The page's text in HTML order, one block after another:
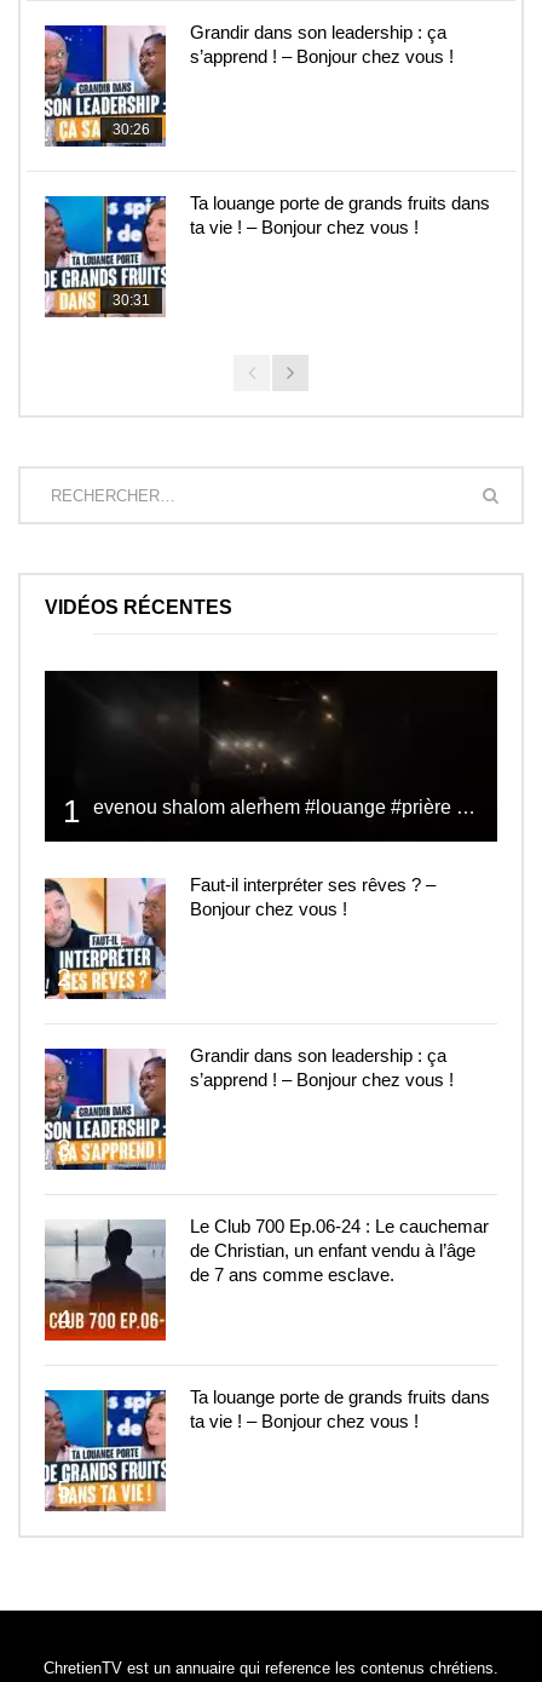
30:26
Grandir dans son leadership : ça
s’apprend ! – Bonjour chez vous !
30:31
Ta louange porte de grands fruits dans
ta vie ! – Bonjour chez vous !
VIDÉOS RÉCENTES
1 evenou shalom alerhem #louange #prière #shalom
2
Faut-il interpréter ses rêves ? –
Bonjour chez vous !
3
Grandir dans son leadership : ça
s’apprend ! – Bonjour chez vous !
4
Le Club 700 Ep.06-24 : Le cauchemar
de Christian, un enfant vendu à l’âge
de 7 ans comme esclave.
5
Ta louange porte de grands fruits dans
ta vie ! – Bonjour chez vous !
ChretienTV est un annuaire qui reference les contenus chrétiens.